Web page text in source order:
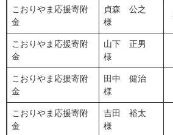
こおりやま応援寄附
金
貞森 公之
様
こおりやま応援寄附
金
山下 正男
様
こおりやま応援寄附
金
田中 健治
様
こおりやま応援寄附
金
吉田 裕太
様